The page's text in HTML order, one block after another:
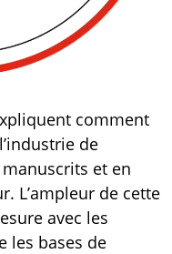
comment
de
et en
L’ampleur de cette
avec les
les bases de